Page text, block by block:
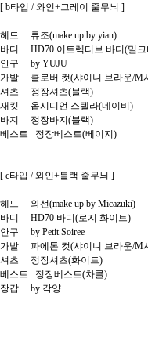
[ b타입 / 와인+그레이 줄무늬 ]
헤드 류조(make up by yian)
바디 HD70 어트렉티브 바디(밀크
안구 by YUJU
가발 클로버 컷(샤이니 브라운/M
셔츠 정장셔츠(블랙)
재킷 옵시디언 스텔라(네이비)
바지 정장바지(블랙)
베스트 정장베스트(베이지)
[ c타입 / 와인+블랙 줄무늬 ]
헤드 와선(make up by Micazuki)
바디 HD70 바디(로지 화이트)
안구 by Petit Soiree
가발 파에톤 컷(샤이니 브라운/M
셔츠 정장셔츠(화이트)
베스트 정장베스트(차콜)
장갑 by 각양